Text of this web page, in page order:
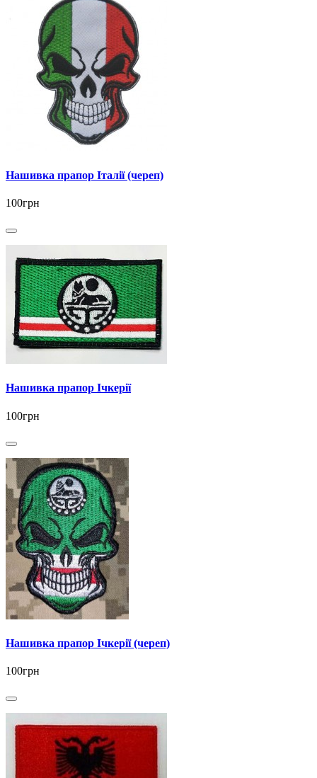
Нашивка прапор Італії (череп)
100грн
Нашивка прапор Ічкерії
100грн
Нашивка прапор Ічкерії (череп)
100грн